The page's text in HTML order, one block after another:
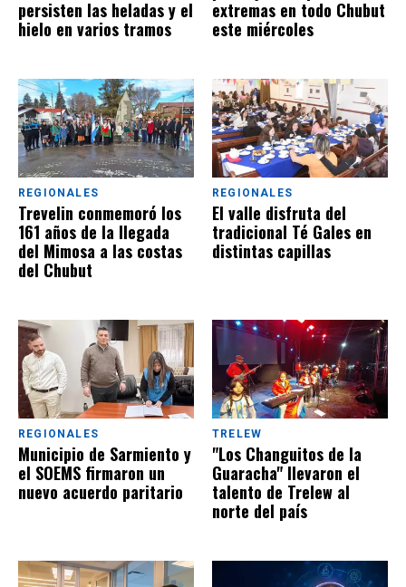
persisten las heladas y el
hielo en varios tramos
extremas en todo Chubut
este miércoles
REGIONALES
Trevelin conmemoró los
161 años de la llegada
del Mimosa a las costas
del Chubut
REGIONALES
El valle disfruta del
tradicional Té Gales en
distintas capillas
REGIONALES
Municipio de Sarmiento y
el SOEMS firmaron un
nuevo acuerdo paritario
TRELEW
"Los Changuitos de la
Guaracha" llevaron el
talento de Trelew al
norte del país